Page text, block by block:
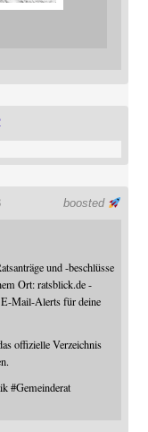
boosted
und -beschlüsse
Ort: ratsblick.de -
Mail-Alerts für deine
offizielle Verzeichnis
#Gemeinderat